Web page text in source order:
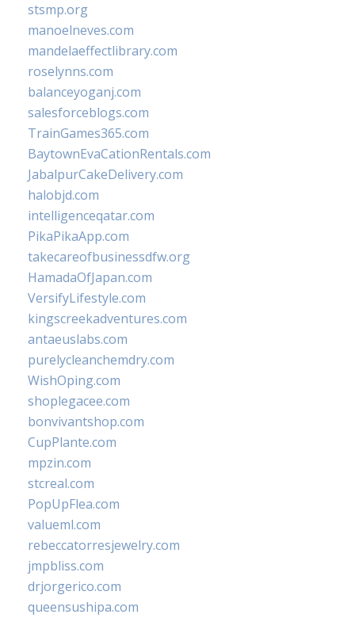
stsmp.org
manoelneves.com
mandelaeffectlibrary.com
roselynns.com
balanceyoganj.com
salesforceblogs.com
TrainGames365.com
BaytownEvaCationRentals.com
JabalpurCakeDelivery.com
halobjd.com
intelligenceqatar.com
PikaPikaApp.com
takecareofbusinessdfw.org
HamadaOfJapan.com
VersifyLifestyle.com
kingscreekadventures.com
antaeuslabs.com
purelycleanchemdry.com
WishOping.com
shoplegacee.com
bonvivantshop.com
CupPlante.com
mpzin.com
stcreal.com
PopUpFlea.com
valueml.com
rebeccatorresjewelry.com
jmpbliss.com
drjorgerico.com
queensushipa.com